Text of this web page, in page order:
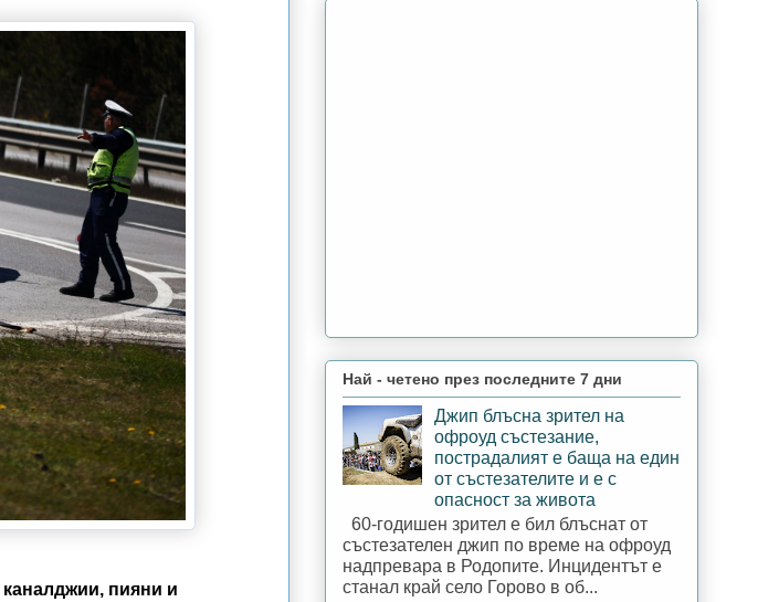
каналджии, пияни и
Най - четено през последните 7 дни
Джип блъсна зрител на
офроуд състезание,
пострадалият е баща на един
от състезателите и е с
опасност за живота
60-годишен зрител е бил блъснат от
състезателен джип по време на офроуд
надпревара в Родопите. Инцидентът е
станал край село Горово в об...